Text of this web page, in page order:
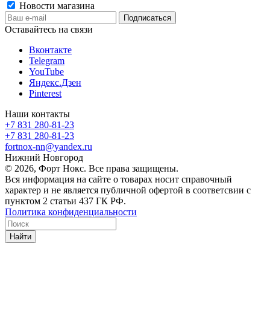
Новости магазина
Оставайтесь на связи
Вконтакте
Telegram
YouTube
Яндекс.Дзен
Pinterest
Наши контакты
+7 831 280-81-23
+7 831 280-81-23
fortnox-nn@yandex.ru
Нижний Новгород
© 2026, Форт Нокс. Все права защищены.
Вся информация на сайте о товарах носит справочный
характер и не является публичной офертой в соответсвии с
пунктом 2 статьи 437 ГК РФ.
Политика конфиденциальности
Найти